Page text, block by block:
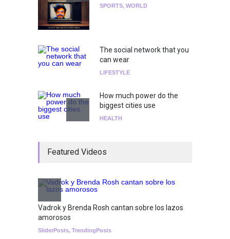
SPORTS, WORLD
The social network that you
can wear
LIFESTYLE
How much power do the
biggest cities use
HEALTH
el show de Richie O'Farrill
becoming a reality
Featured Videos
Vadrok y Brenda Rosh cantan sobre los lazos
amorosos
SliderPosts, TrendingPosts